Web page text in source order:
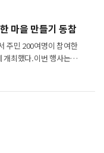
마을 만들기 동참
주민 200여명이 참여한
개최했다.이번 행사는
과 화합을 도모하기 위해